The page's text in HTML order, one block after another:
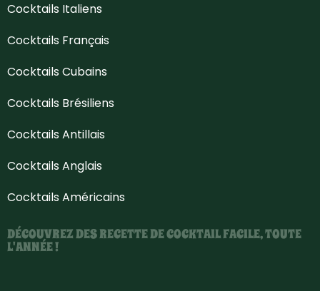
Cocktails Italiens
Cocktails Français
Cocktails Cubains
Cocktails Brésiliens
Cocktails Antillais
Cocktails Anglais
Cocktails Américains
DÉCOUVREZ DES RECETTE DE COCKTAIL FACILE, TOUTE
L'ANNÉE !